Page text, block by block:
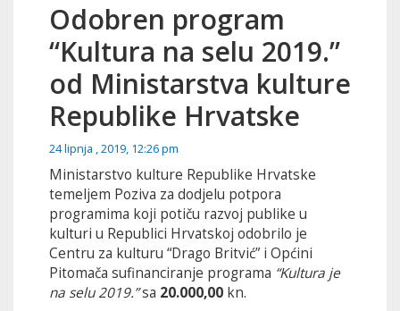
Odobren program
“Kultura na selu 2019.”
od Ministarstva kulture
Republike Hrvatske
24 lipnja , 2019, 12:26 pm
Ministarstvo kulture Republike Hrvatske
temeljem Poziva za dodjelu potpora
programima koji potiču razvoj publike u
kulturi u Republici Hrvatskoj odobrilo je
Centru za kulturu “Drago Britvić” i Općini
Pitomača sufinanciranje programa “Kultura je
na selu 2019.”sa 20.000,00 kn.